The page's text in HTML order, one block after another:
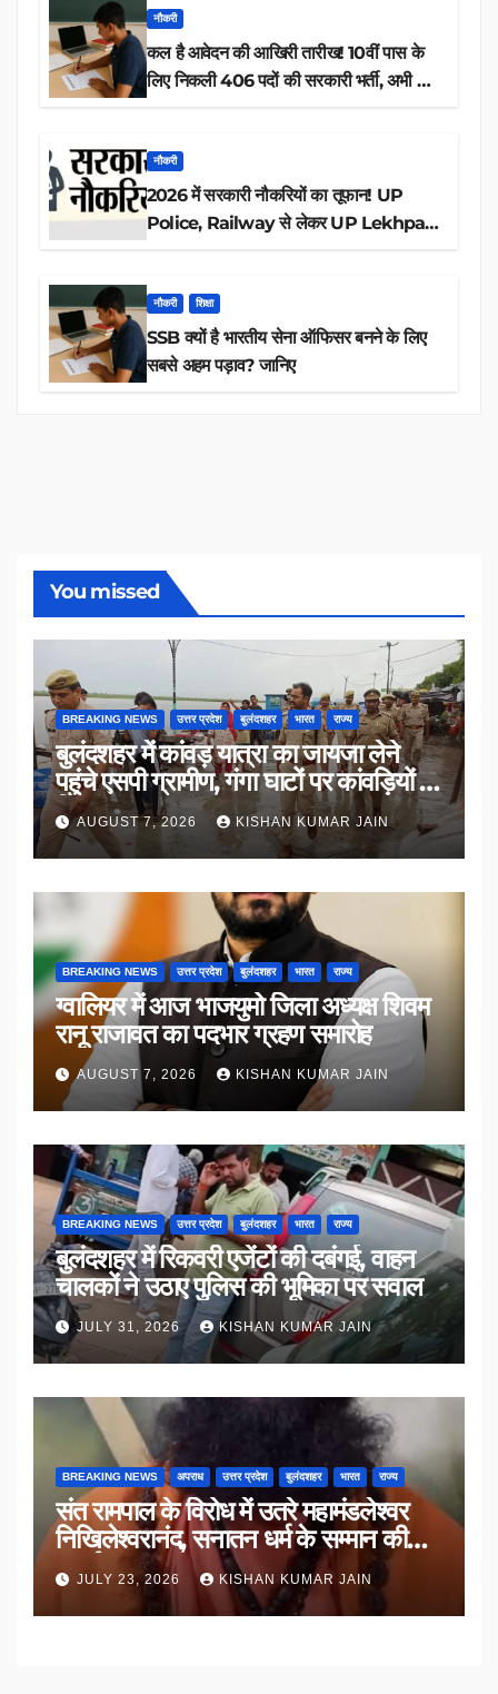
नौकरी
कल है आवेदन की आखिरी तारीख! 10वीं पास के
लिए निकली 406 पदों की सरकारी भर्ती, अभी करें
नौकरी
2026 में सरकारी नौकरियों का तूफान! UP
Police, Railway से लेकर UP Lekhpal
नौकरी शिक्षा
SSB क्यों है भारतीय सेना ऑफिसर बनने के लिए
सबसे अहम पड़ाव? जानिए
You missed
BREAKING NEWS उत्तर प्रदेश बुलंदशहर भारत राज्य
बुलंदशहर में कांवड़ यात्रा का जायजा लेने
पहुंचे एसपी ग्रामीण, गंगा घाटों पर कांवड़ियों से
किया संवाद
AUGUST 7, 2026 KISHAN KUMAR JAIN
BREAKING NEWS उत्तर प्रदेश बुलंदशहर भारत राज्य
ग्वालियर में आज भाजयुमो जिला अध्यक्ष शिवम
रानू राजावत का पदभार ग्रहण समारोह
AUGUST 7, 2026 KISHAN KUMAR JAIN
BREAKING NEWS उत्तर प्रदेश बुलंदशहर भारत राज्य
बुलंदशहर में रिकवरी एजेंटों की दबंगई, वाहन
चालकों ने उठाए पुलिस की भूमिका पर सवाल
JULY 31, 2026 KISHAN KUMAR JAIN
BREAKING NEWS अपराध उत्तर प्रदेश बुलंदशहर भारत राज्य
संत रामपाल के विरोध में उतरे महामंडलेश्वर
निखिलेश्वरानंद, सनातन धर्म के सम्मान की
उठाई मांग
JULY 23, 2026 KISHAN KUMAR JAIN